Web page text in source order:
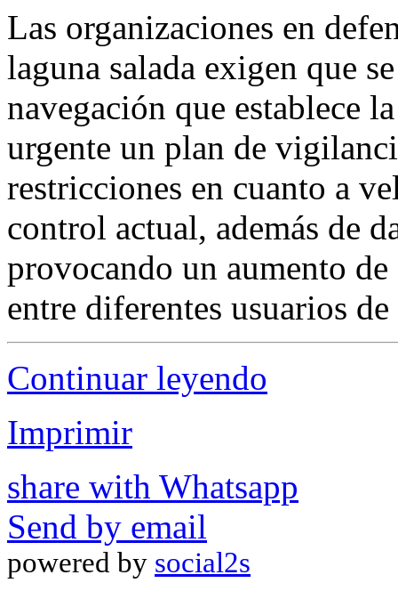
Las organizaciones en
laguna salada exigen que
navegación que establece
urgente un plan de
restricciones en cuanto a
control actual, además de
provocando un aumento
entre diferentes usuarios
Continuar leyendo
Imprimir
share with Whatsapp
Send by email
powered by social2s